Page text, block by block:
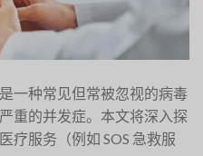
一种常见但常被忽视的病毒
重的并发症。本文将深入探
疗服务（例如 SOS 急救服